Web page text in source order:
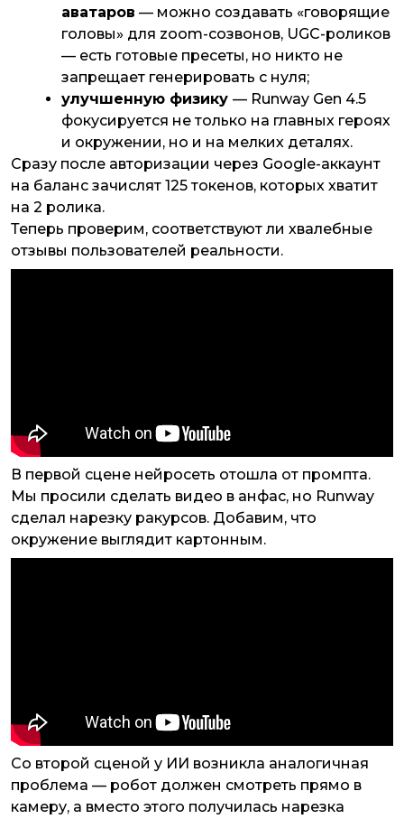
аватаров — можно создавать «говорящие
головы» для zoom-созвонов, UGC-роликов
— есть готовые пресеты, но никто не
запрещает генерировать с нуля;
улучшенную физику — Runway Gen 4.5
фокусируется не только на главных героях
и окружении, но и на мелких деталях.
Сразу после авторизации через Google-аккаунт
на баланс зачислят 125 токенов, которых хватит
на 2 ролика.
Теперь проверим, соответствуют ли хвалебные
отзывы пользователей реальности.
В первой сцене нейросеть отошла от промпта.
Мы просили сделать видео в анфас, но Runway
сделал нарезку ракурсов. Добавим, что
окружение выглядит картонным.
Со второй сценой у ИИ возникла аналогичная
проблема — робот должен смотреть прямо в
камеру, а вместо этого получилась нарезка